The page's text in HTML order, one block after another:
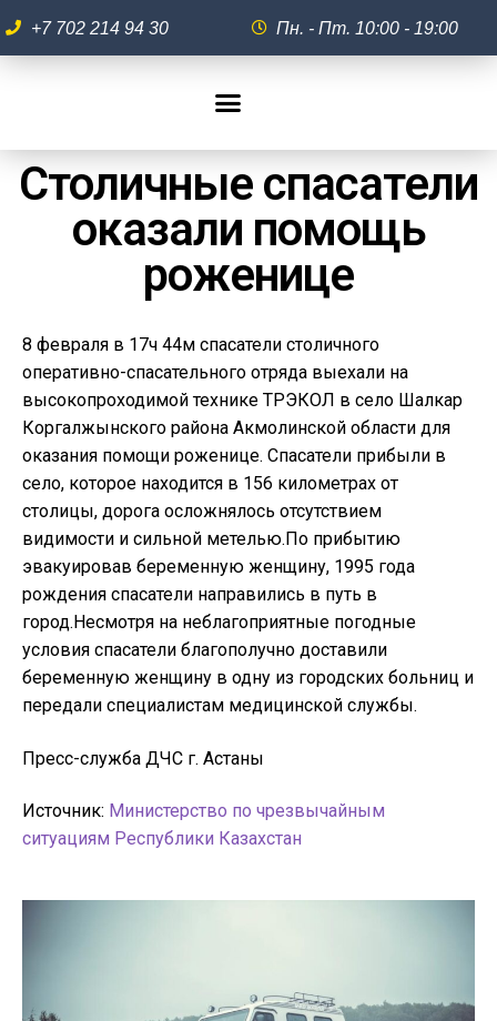
+7 702 214 94 30 Пн. - Пт. 10:00 - 19:00
Столичные спасатели
оказали помощь
роженице
8 февраля в 17ч 44м спасатели столичного
оперативно-спасательного отряда выехали на
высокопроходимой технике ТРЭКОЛ в село Шалкар
Коргалжынского района Акмолинской области для
оказания помощи роженице. Спасатели прибыли в
село, которое находится в 156 километрах от
столицы, дорога осложнялось отсутствием
видимости и сильной метелью.По прибытию
эвакуировав беременную женщину, 1995 года
рождения спасатели направились в путь в
город.Несмотря на неблагоприятные погодные
условия спасатели благополучно доставили
беременную женщину в одну из городских больниц и
передали специалистам медицинской службы.
Пресс-служба ДЧС г. Астаны
Источник: Министерство по чрезвычайным
ситуациям Республики Казахстан